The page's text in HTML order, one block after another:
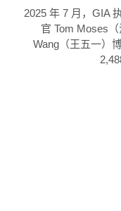
2025 年 7 月，GIA
官 Tom Moses
Wang（王五一）